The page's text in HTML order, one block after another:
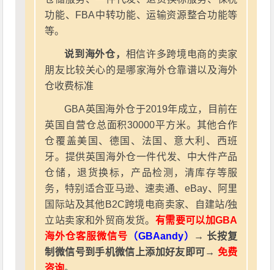
功能、FBA中转功能、运输资源整合功能等
等。
说到海外仓， 相信许多跨境电商的卖家
朋友比较关心的是哪家海外仓靠谱以及海外
仓收费标准
GBA英国海外仓于2019年成立，目前在
英国自营仓总面积30000平方米。其他合作
仓覆盖美国、德国、法国、意大利、西班
牙。提供英国海外仓一件代发、中大件产品
仓储，退货换标，产品检测，清库存等服
务，特别适合亚马逊、速卖通、eBay、阿里
国际站及其他B2C跨境电商卖家、自建站/独
立站卖家和外贸商发货。 有需要可以加GBA
海外仓客服微信号 （GBAandy）
→ 长按复
制微信号到手机微信上添加好友即可→ 免费
咨询。